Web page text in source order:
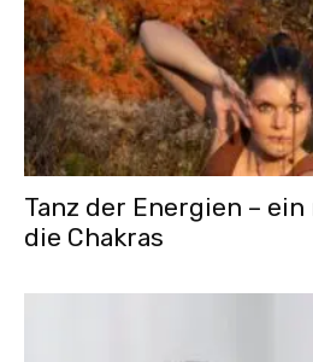
Tanz der Energien –
die Chakras